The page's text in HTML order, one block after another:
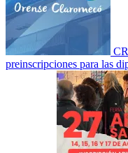
preinscripciones para las